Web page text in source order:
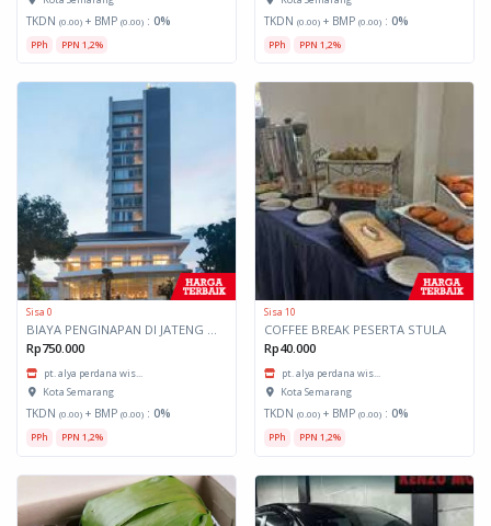
TKDN (0.00) + BMP (0.00) : 0%
PPh PPN 1,2%
TKDN (0.00) + BMP (0.00) : 0%
PPh PPN 1,2%
Sisa 0
BIAYA PENGINAPAN DI JATENG PEJABAT ESS IV, GOL III, GOL II, GOL I, TPHL
Rp750.000
pt. alya perdana wis...
Kota Semarang
TKDN (0.00) + BMP (0.00) : 0%
PPh PPN 1,2%
Sisa 10
COFFEE BREAK PESERTA STULA
Rp40.000
pt. alya perdana wis...
Kota Semarang
TKDN (0.00) + BMP (0.00) : 0%
PPh PPN 1,2%